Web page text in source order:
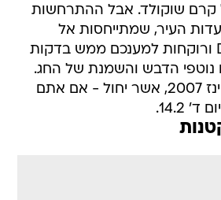
קרם שוקולד. אבל ההתרחשות
העיר, שמתייחסות אל
ולנטיינז כאל D-Day ורוקחות למענכם ממש בדקות
הדבש והשמנת של החג.
להלן מדריך לוולנטיינז 2007, אשר יחול - אם אתם
14.2.